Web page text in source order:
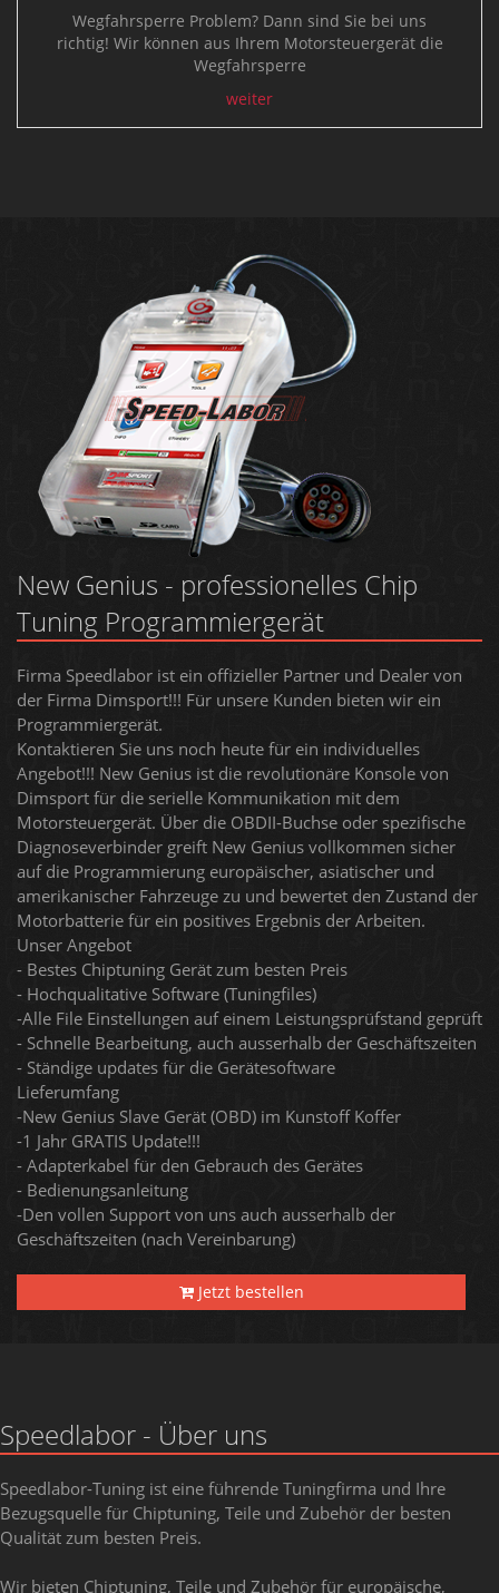
Wegfahrsperre Problem? Dann sind Sie bei uns
richtig! Wir können aus Ihrem Motorsteuergerät die
Wegfahrsperre
weiter
New Genius - professionelles Chip
Tuning Programmiergerät
Firma Speedlabor ist ein offizieller Partner und Dealer von
der Firma Dimsport!!! Für unsere Kunden bieten wir ein
Programmiergerät.
Kontaktieren Sie uns noch heute für ein individuelles
Angebot!!! New Genius ist die revolutionäre Konsole von
Dimsport für die serielle Kommunikation mit dem
Motorsteuergerät. Über die OBDII-Buchse oder spezifische
Diagnoseverbinder greift New Genius vollkommen sicher
auf die Programmierung europäischer, asiatischer und
amerikanischer Fahrzeuge zu und bewertet den Zustand der
Motorbatterie für ein positives Ergebnis der Arbeiten.
Unser Angebot
- Bestes Chiptuning Gerät zum besten Preis
- Hochqualitative Software (Tuningfiles)
-Alle File Einstellungen auf einem Leistungsprüfstand geprüft
- Schnelle Bearbeitung, auch ausserhalb der Geschäftszeiten
- Ständige updates für die Gerätesoftware
Lieferumfang
-New Genius Slave Gerät (OBD) im Kunstoff Koffer
-1 Jahr GRATIS Update!!!
- Adapterkabel für den Gebrauch des Gerätes
- Bedienungsanleitung
-Den vollen Support von uns auch ausserhalb der
Geschäftszeiten (nach Vereinbarung)
Jetzt bestellen
Speedlabor - Über uns
Speedlabor-Tuning ist eine führende Tuningfirma und Ihre
Bezugsquelle für Chiptuning, Teile und Zubehör der besten
Qualität zum besten Preis.
Wir bieten Chiptuning, Teile und Zubehör für europäische,